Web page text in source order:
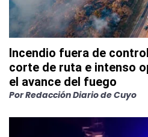
Incendio fuera de
corte de ruta e intenso
el avance del fuego
PorRedacción Diario de Cuyo